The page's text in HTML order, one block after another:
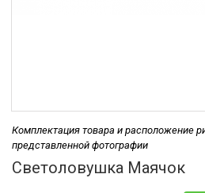
Комплектация товара и расположение
представленной фотографии
Светоловушка Маячок